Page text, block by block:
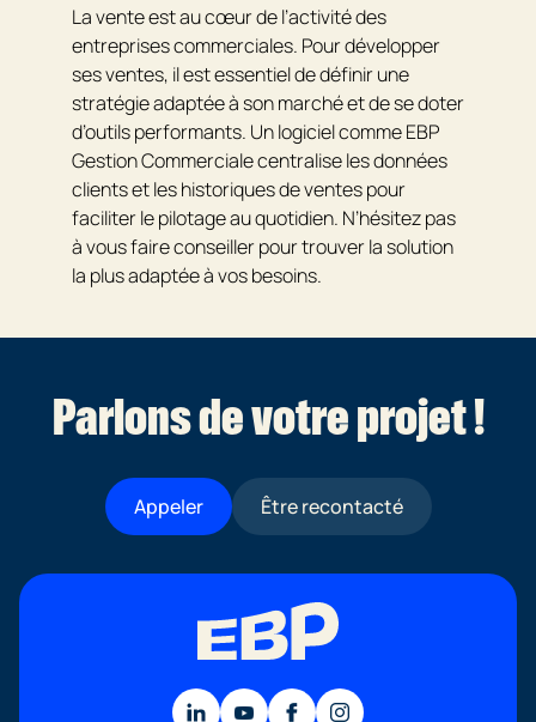
La vente est au cœur de l’activité des
entreprises commerciales. Pour développer
ses ventes, il est essentiel de définir une
stratégie adaptée à son marché et de se doter
d’outils performants. Un logiciel comme EBP
Gestion Commerciale centralise les données
clients et les historiques de ventes pour
faciliter le pilotage au quotidien. N’hésitez pas
à vous faire conseiller pour trouver la solution
la plus adaptée à vos besoins.
Parlons de votre projet !
Appeler Être recontacté